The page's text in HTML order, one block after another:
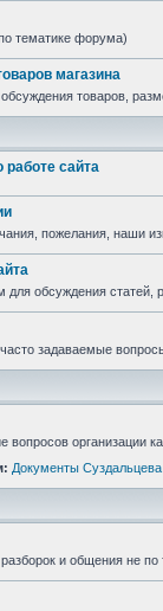
тематике форума)
магазина
товаров,
сайта
пожелания, наши
для обсуждения статей,
задаваемые
вопросов организации
Документы Суздальцева
и общения не по